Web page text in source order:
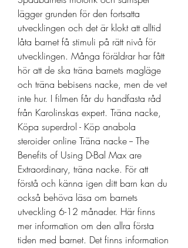
lägger grunden för den fortsatta
utvecklingen och det är klokt att alltid
låta barnet få stimuli på rätt nivå för
utvecklingen. Många föräldrar har fått
hör att de ska träna barnets magläge
och träna bebisens nacke, men de vet
inte hur. I filmen får du handfasta råd
från Karolinskas expert. Träna nacke,
Köpa superdrol - Köp anabola
steroider online Träna nacke -- The
Benefits of Using D-Bal Max are
Extraordinary, träna nacke. För att
förstå och känna igen ditt barn kan du
också behöva läsa om barnets
utveckling 6-12 månader. Här finns
mer information om den allra första
tiden med barnet. Det finns information